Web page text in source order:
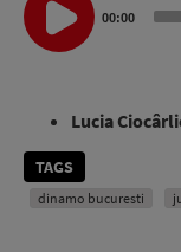
Player
00:00
Lucia
TAGS
dinamo bucuresti